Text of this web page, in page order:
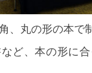
、丸の形の本で
ど、本の形に